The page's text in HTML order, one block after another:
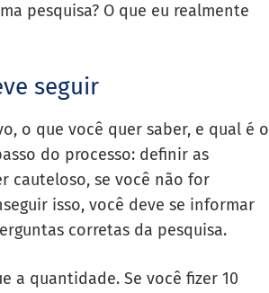
pesquisa? O que eu realmente
seguir
o que você quer saber, e qual é o
do processo: definir as
cauteloso, se você não for
isso, você deve se informar
corretas da pesquisa.
a quantidade. Se você fizer 10